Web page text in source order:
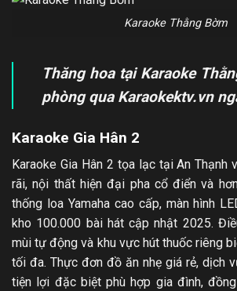
Karaoke Thằng Bờm
Thăng hoa tại Karaoke
phòng qua Karaokektv.vn
Karaoke Gia Hân 2
Karaoke Gia Hân 2 tọa lạc tại An Thạnh
rãi, nội thất hiện đại pha cổ điển và
thống loa Yamaha cao cấp, màn hình
kho 100.000 bài hát cập nhật 2025.
mùi tự động và khu vực hút thuốc riêng
tối đa. Thực đơn đồ ăn nhẹ giá rẻ, dịch
tiện lợi đặc biệt phù hợp gia đình,